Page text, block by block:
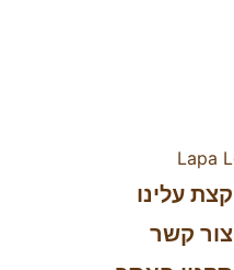
קצת עלינו
צור קשר